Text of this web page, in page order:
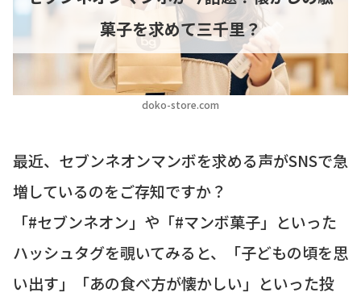
doko-store.com
菓子を求めて三千里？
最近、セブンネオンマンボを求める声がSNSで急
増しているのをご存知ですか？
「#セブンネオン」や「#マンボ菓子」といった
ハッシュタグを覗いてみると、「子どもの頃を思
い出す」「あの食べ方が懐かしい」といった投